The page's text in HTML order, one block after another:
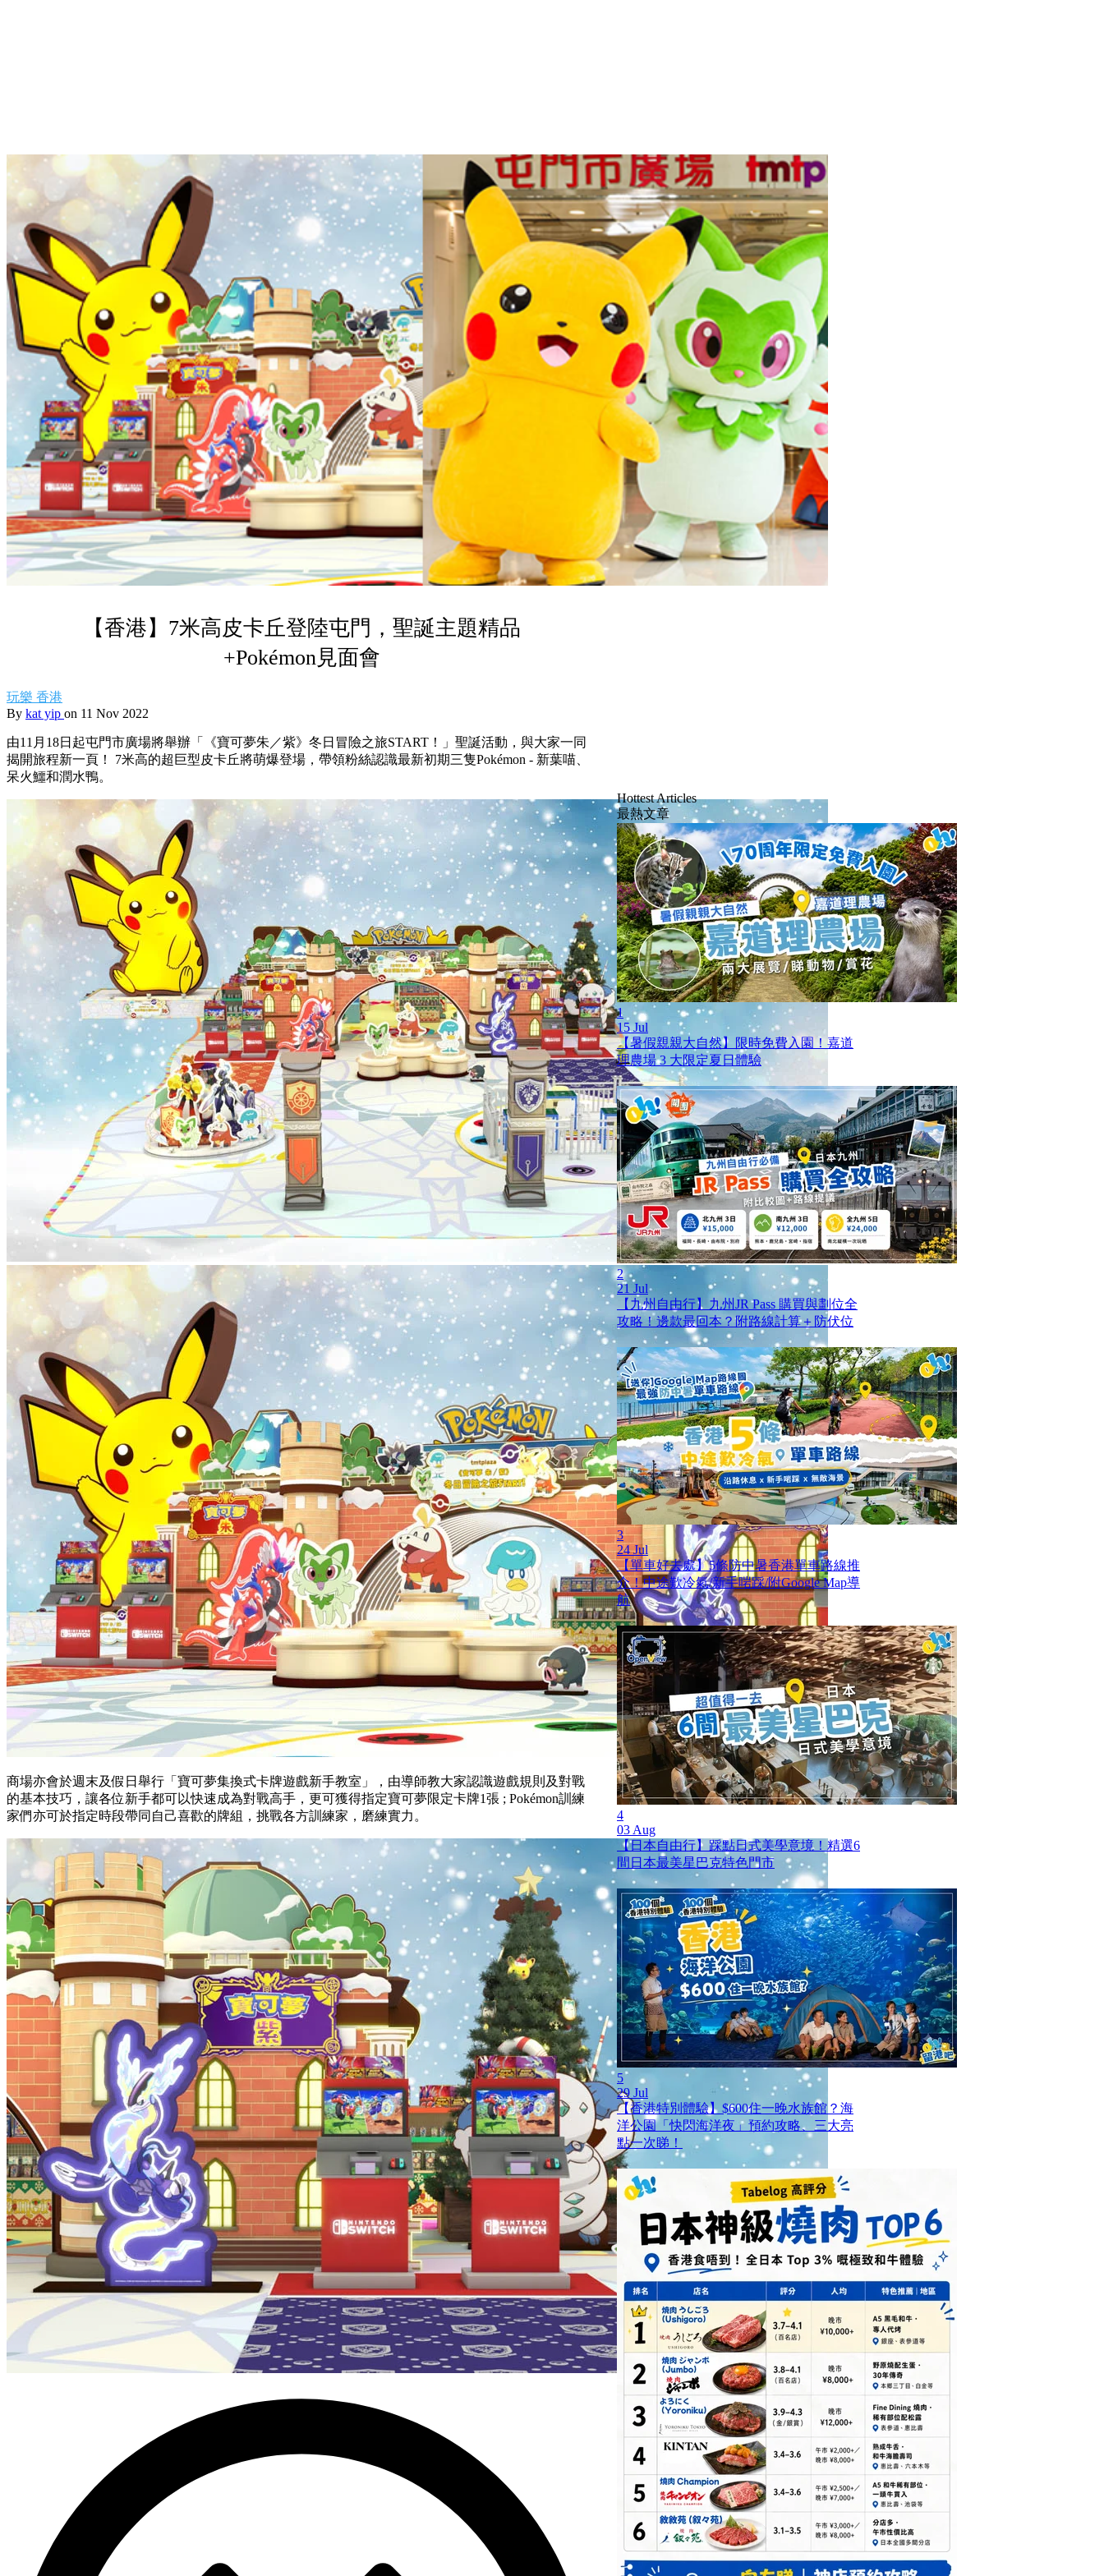
【香港】7米高皮卡丘登陸屯門，聖誕主題精品
+Pokémon見面會
玩樂 香港
By kat yip on 11 Nov 2022
由11月18日起屯門市廣場將舉辦「《寶可夢朱／紫》冬日冒險之旅START！」聖誕活動，與大家一同
揭開旅程新一頁！ 7米高的超巨型皮卡丘將萌爆登場，帶領粉絲認識最新初期三隻Pokémon - 新葉喵、
呆火鱷和潤水鴨。
商場亦會於週末及假日舉行「寶可夢集換式卡牌遊戲新手教室」，由導師教大家認識遊戲規則及對戰
的基本技巧，讓各位新手都可以快速成為對戰高手，更可獲得指定寶可夢限定卡牌1張 ; Pokémon訓練
家們亦可於指定時段帶同自己喜歡的牌組，挑戰各方訓練家，磨練實力。
Hottest Articles
最熱文章
1
15 Jul
【暑假親親大自然】限時免費入園！嘉道
理農場 3 大限定夏日體驗
2
21 Jul
【九州自由行】九州JR Pass 購買與劃位全
攻略！邊款最回本？附路線計算＋防伏位
3
24 Jul
【單車好去處】5條防中暑香港單車路線推
介！中途歎冷氣/新手啱踩/附Google Map導
航
4
03 Aug
【日本自由行】踩點日式美學意境！精選6
間日本最美星巴克特色門市
5
29 Jul
【香港特別體驗】$600住一晚水族館？海
洋公園「快閃海洋夜」預約攻略、三大亮
點一次睇！